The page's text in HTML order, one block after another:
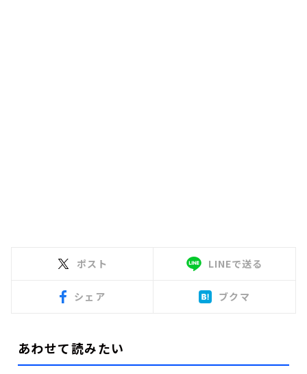
ポスト LINEで送る
シェア ブクマ
あわせて読みたい